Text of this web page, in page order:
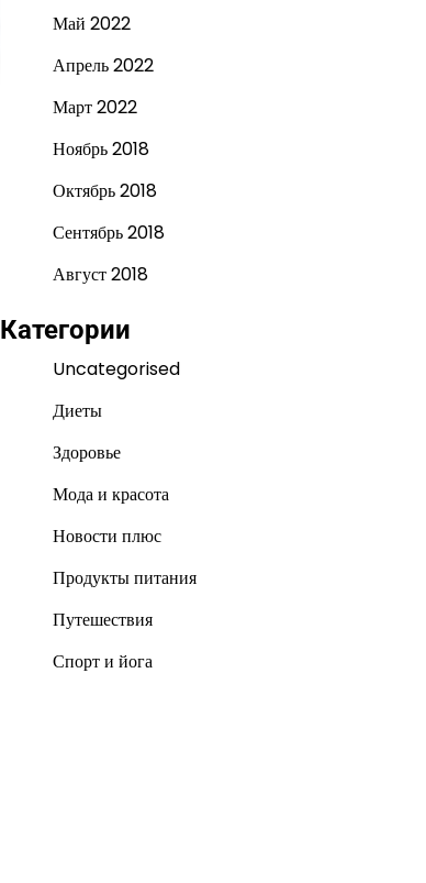
Май 2022
Апрель 2022
Март 2022
Ноябрь 2018
Октябрь 2018
Сентябрь 2018
Август 2018
Категории
Uncategorised
Диеты
Здоровье
Мода и красота
Новости плюс
Продукты питания
Путешествия
Спорт и йога